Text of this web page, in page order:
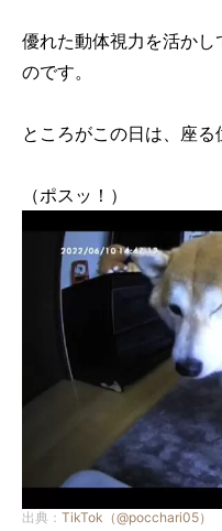
優れた動体視力を活かし
のです。
ところがこの日は、座る
（ポスッ！）
出典： TikTok（@pocchari05）